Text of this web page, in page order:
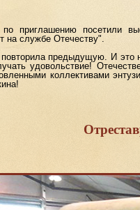
по приглашению посетили
на службе Отечеству".
предыдущую. И это
удовольствие!
коллективами